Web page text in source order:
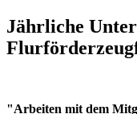
Jährliche
"Arbeiten mit dem